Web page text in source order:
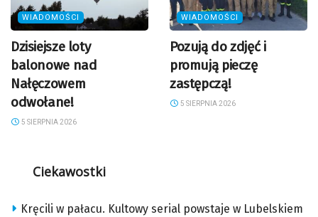
WIADOMOŚCI
Dzisiejsze loty
balonowe nad
Nałęczowem
odwołane!
5 SIERPNIA 2026
WIADOMOŚCI
Pozują do zdjęć i
promują pieczę
zastępczą!
5 SIERPNIA 2026
Ciekawostki
Kręcili w pałacu. Kultowy serial powstaje w Lubelskiem